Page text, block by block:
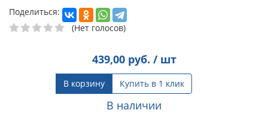
Поделиться:
(Нет голосов)
439,00руб. / шт
В корзину Купить в 1 клик
В наличии